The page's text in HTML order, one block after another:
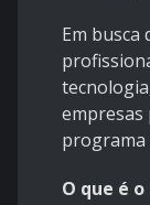
Em busca
empresas
programa
O que é